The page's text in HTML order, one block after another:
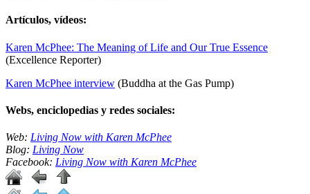
Artículos, vídeos:
Karen McPhee: The Meaning of Life and Our True Essence
(Excellence Reporter)
Karen McPhee interview (Buddha at the Gas Pump)
Webs, enciclopedias y redes sociales:
Web: Living Now with Karen McPhee
Blog: Living Now
Facebook: Living Now with Karen McPhee